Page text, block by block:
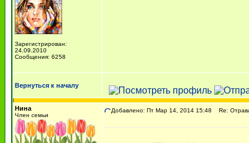
Зарегистрирован:
24.09.2010
Сообщения: 6258
Вернуться к началу
Нина
Член семьи
Добавлено: Пт Мар 14, 2014 15:48 Re: